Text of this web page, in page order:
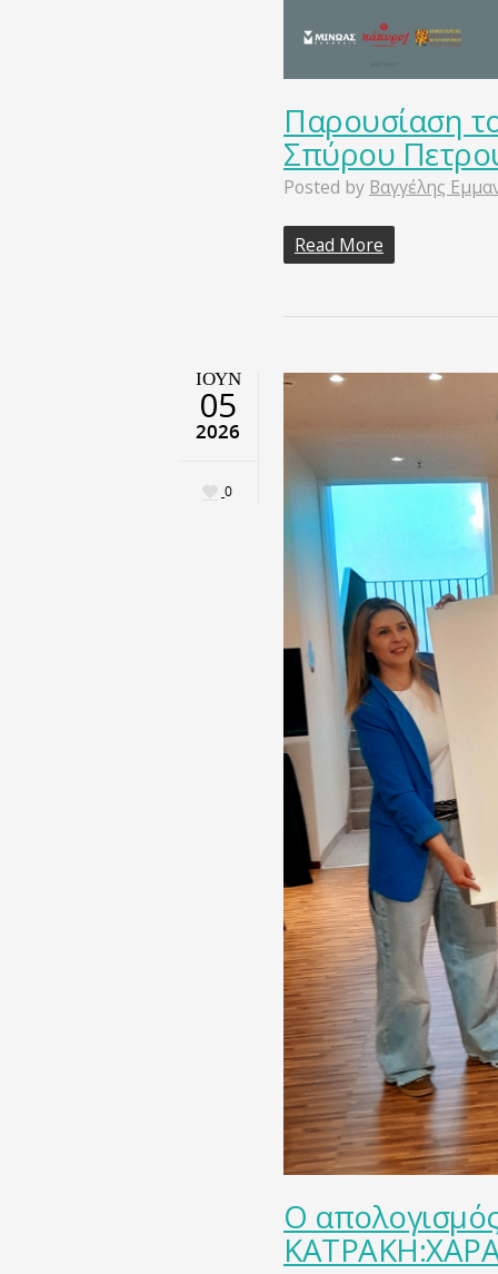
Παρουσίαση
Σπύρου
Posted by Βαγγέλης
Read More
ΙΟΎΝ
05
2026
0
Ο